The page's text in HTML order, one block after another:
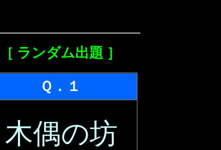
［ ランダム出題 ］
Ｑ．１
木偶の坊